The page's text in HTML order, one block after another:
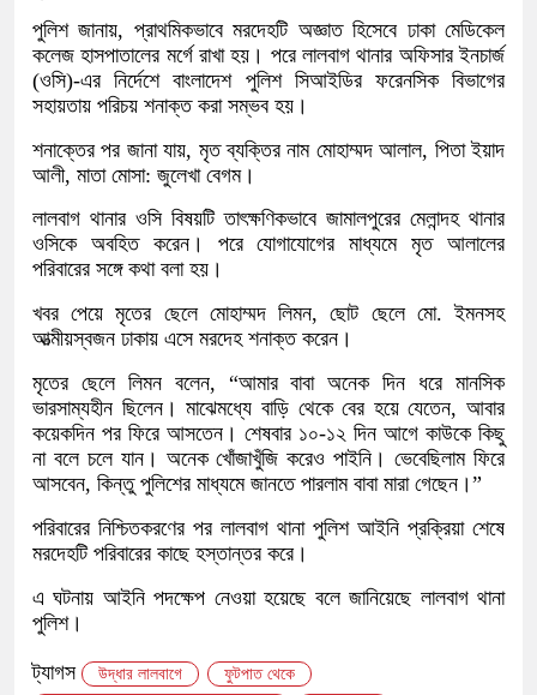
পুলিশ জানায়, প্রাথমিকভাবে মরদেহটি অজ্ঞাত হিসেবে ঢাকা মেডিকেল
কলেজ হাসপাতালের মর্গে রাখা হয়। পরে লালবাগ থানার অফিসার ইনচার্জ
(ওসি)-এর নির্দেশে বাংলাদেশ পুলিশ সিআইডির ফরেনসিক বিভাগের
সহায়তায় পরিচয় শনাক্ত করা সম্ভব হয়।
শনাক্তের পর জানা যায়, মৃত ব্যক্তির নাম মোহাম্মদ আলাল, পিতা ইয়াদ
আলী, মাতা মোসা: জুলেখা বেগম।
লালবাগ থানার ওসি বিষয়টি তাৎক্ষণিকভাবে জামালপুরের মেলান্দহ থানার
ওসিকে অবহিত করেন। পরে যোগাযোগের মাধ্যমে মৃত আলালের
পরিবারের সঙ্গে কথা বলা হয়।
খবর পেয়ে মৃতের ছেলে মোহাম্মদ লিমন, ছোট ছেলে মো. ইমনসহ
আত্মীয়স্বজন ঢাকায় এসে মরদেহ শনাক্ত করেন।
মৃতের ছেলে লিমন বলেন, “আমার বাবা অনেক দিন ধরে মানসিক
ভারসাম্যহীন ছিলেন। মাঝেমধ্যে বাড়ি থেকে বের হয়ে যেতেন, আবার
কয়েকদিন পর ফিরে আসতেন। শেষবার ১০-১২ দিন আগে কাউকে কিছু
না বলে চলে যান। অনেক খোঁজাখুঁজি করেও পাইনি। ভেবেছিলাম ফিরে
আসবেন, কিন্তু পুলিশের মাধ্যমে জানতে পারলাম বাবা মারা গেছেন।”
পরিবারের নিশ্চিতকরণের পর লালবাগ থানা পুলিশ আইনি প্রক্রিয়া শেষে
মরদেহটি পরিবারের কাছে হস্তান্তর করে।
এ ঘটনায় আইনি পদক্ষেপ নেওয়া হয়েছে বলে জানিয়েছে লালবাগ থানা
পুলিশ।
ট্যাগস উদ্ধার লালবাগে
ফুটপাত থেকে